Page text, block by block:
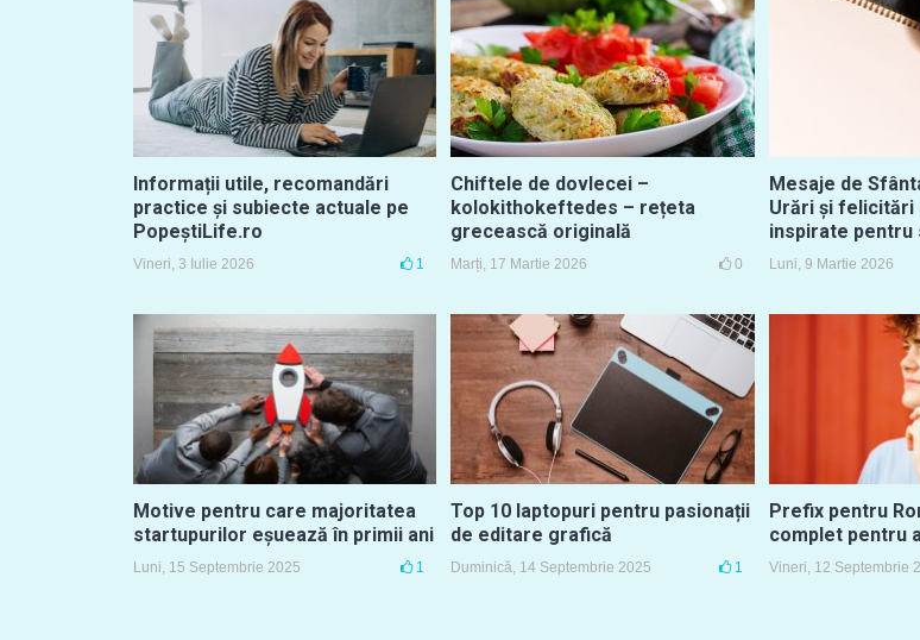
Informații utile, recomandări
practice și subiecte actuale pe
PopeștiLife.ro
Vineri, 3 Iulie 2026 1
Chiftele de dovlecei –
kolokithokeftedes – rețeta
grecească originală
Marți, 17 Martie 2026 0
Mesaje de
Urări și felicitări
inspirate pentru
Luni, 9 Martie 2026
Motive pentru care majoritatea
startupurilor eșuează în primii ani
Luni, 15 Septembrie 2025 1
Top 10 laptopuri pentru pasionații
de editare grafică
Duminică, 14 Septembrie 2025 1
Prefix pentru
complet pentru
Vineri, 12 Septembrie